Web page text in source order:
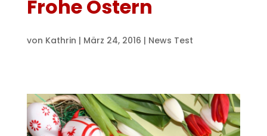
Frohe Ostern
von Kathrin | März 24, 2016 | News Test